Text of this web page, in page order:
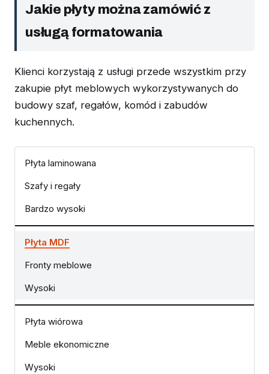
Jakie płyty można zamówić z
usługą formatowania
Klienci korzystają z usługi przede wszystkim przy
zakupie płyt meblowych wykorzystywanych do
budowy szaf, regałów, komód i zabudów
kuchennych.
Płyta laminowana
Szafy i regały
Bardzo wysoki
Płyta MDF
Fronty meblowe
Wysoki
Płyta wiórowa
Meble ekonomiczne
Wysoki